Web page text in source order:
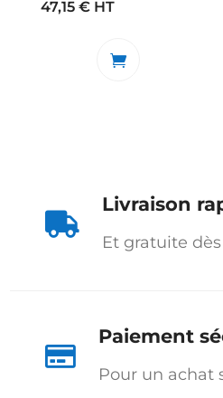
47,15 € HT

Livraison
Et gratuite

Paiement
Pour un achat